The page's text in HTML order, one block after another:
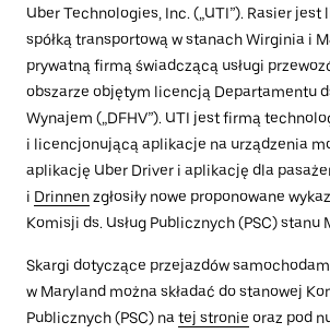
Uber Technologies, Inc. („UTI”). Rasier
spółką transportową w stanach Wirginia i
prywatną firmą świadczącą usługi
obszarze objętym licencją Departamentu
Wynajem („DFHV”). UTI jest firmą
i licencjonującą aplikacje na urządzenia
aplikację Uber Driver i aplikację dla
i Drinnenzgłosiły nowe proponowane
Komisji ds. Usług Publicznych (PSC) stanu
Skargi dotyczące przejazdów
w Maryland można składać do stanowej
Publicznych (PSC) natej stronie oraz pod